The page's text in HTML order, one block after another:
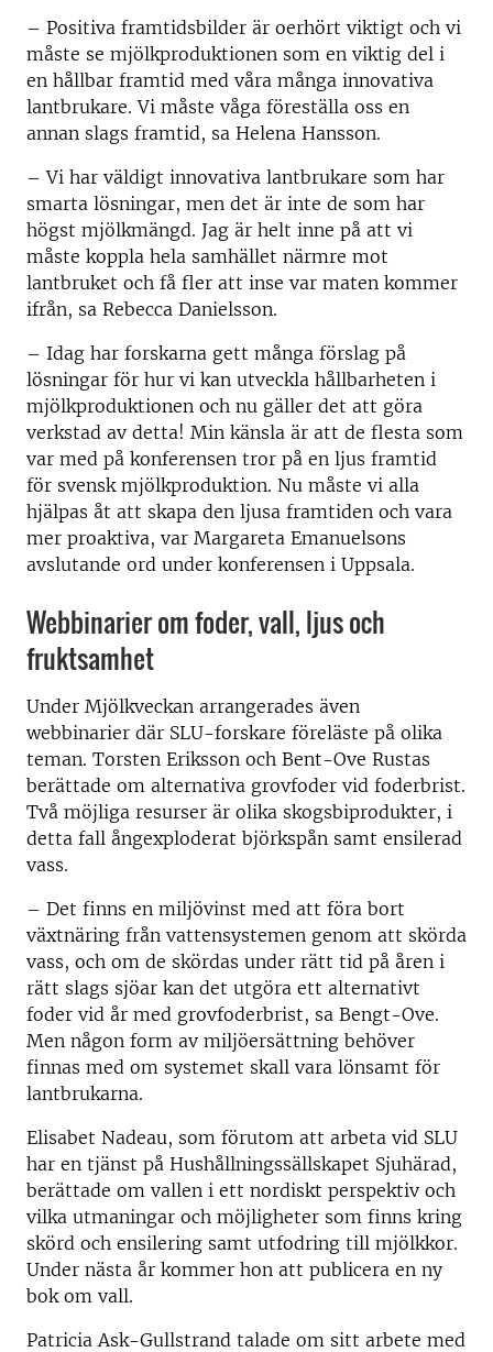
– Positiva framtidsbilder är oerhört viktigt och vi
måste se mjölkproduktionen som en viktig del i
en hållbar framtid med våra många innovativa
lantbrukare. Vi måste våga föreställa oss en
annan slags framtid, sa Helena Hansson.
– Vi har väldigt innovativa lantbrukare som har
smarta lösningar, men det är inte de som har
högst mjölkmängd. Jag är helt inne på att vi
måste koppla hela samhället närmre mot
lantbruket och få fler att inse var maten kommer
ifrån, sa Rebecca Danielsson.
– Idag har forskarna gett många förslag på
lösningar för hur vi kan utveckla hållbarheten i
mjölkproduktionen och nu gäller det att göra
verkstad av detta! Min känsla är att de flesta som
var med på konferensen tror på en ljus framtid
för svensk mjölkproduktion. Nu måste vi alla
hjälpas åt att skapa den ljusa framtiden och vara
mer proaktiva, var Margareta Emanuelsons
avslutande ord under konferensen i Uppsala.
Webbinarier om foder, vall, ljus och
fruktsamhet
Under Mjölkveckan arrangerades även
webbinarier där SLU-forskare föreläste på olika
teman. Torsten Eriksson och Bent-Ove Rustas
berättade om alternativa grovfoder vid foderbrist.
Två möjliga resurser är olika skogsbiprodukter, i
detta fall ångexploderat björkspån samt ensilerad
vass.
– Det finns en miljövinst med att föra bort
växtnäring från vattensystemen genom att skörda
vass, och om de skördas under rätt tid på åren i
rätt slags sjöar kan det utgöra ett alternativt
foder vid år med grovfoderbrist, sa Bengt-Ove.
Men någon form av miljöersättning behöver
finnas med om systemet skall vara lönsamt för
lantbrukarna.
Elisabet Nadeau, som förutom att arbeta vid SLU
har en tjänst på Hushållningssällskapet Sjuhärad,
berättade om vallen i ett nordiskt perspektiv och
vilka utmaningar och möjligheter som finns kring
skörd och ensilering samt utfodring till mjölkkor.
Under nästa år kommer hon att publicera en ny
bok om vall.
Patricia Ask-Gullstrand talade om sitt arbete med